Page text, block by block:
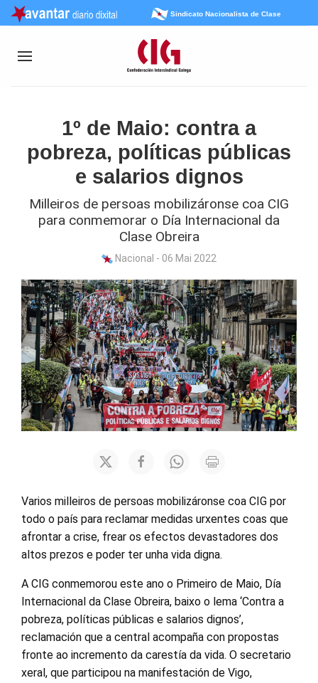
Sindicato Nacionalista de Clase
1º de Maio: contra a
pobreza, políticas públicas
e salarios dignos
Milleiros de persoas mobilizáronse coa CIG
para conmemorar o Día Internacional da
Clase Obreira
Nacional - 06 Mai 2022
Varios milleiros de persoas mobilizáronse coa CIG por
todo o país para reclamar medidas urxentes coas que
afrontar a crise, frear os efectos devastadores dos
altos prezos e poder ter unha vida digna.
A CIG conmemorou este ano o Primeiro de Maio, Día
Internacional da Clase Obreira, baixo o lema ‘Contra a
pobreza, políticas públicas e salarios dignos’,
reclamación que a central acompaña con propostas
fronte ao incremento da carestía da vida. O secretario
xeral, que participou na manifestación de Vigo,